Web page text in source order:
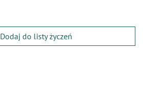
Dodaj do listy życzeń